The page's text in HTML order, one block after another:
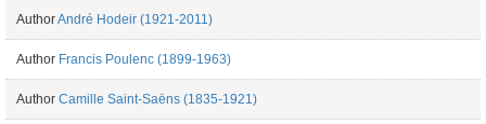
AuthorAndré Hodeir (1921-2011)
Author Francis Poulenc (1899-1963)
Author Camille Saint-Saëns (1835-1921)